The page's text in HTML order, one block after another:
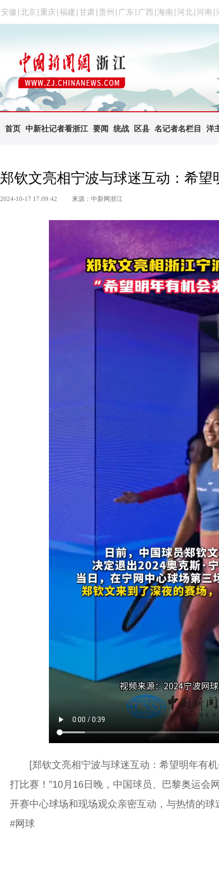
安徽 北京 重庆 福建 甘肃 贵州 广东 广西 海南 河北 河南
首页 中新社记者看浙江 要闻 统战 区县 名记者名栏目 洋
郑钦文亮相宁波与球迷互动：希
2024-10-17 17:09:42 来源：中新网浙江
[郑钦文亮相宁波与球迷互动：希望明年有机
打比赛！”10月16日晚，中国球员、巴黎奥运会
开赛中心球场和现场观众亲密互动，与热情的
#网球